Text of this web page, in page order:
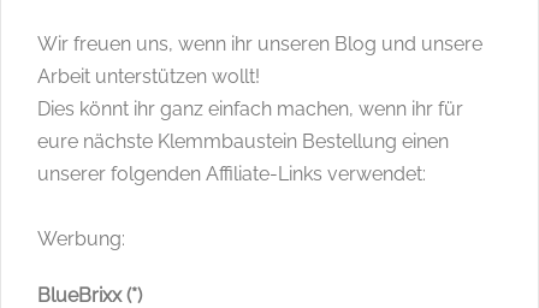
Wir freuen uns, wenn ihr unseren Blog und unsere
Arbeit unterstützen wollt!
Dies könnt ihr ganz einfach machen, wenn ihr für
eure nächste Klemmbaustein Bestellung einen
unserer folgenden Affiliate-Links verwendet:
Werbung:
BlueBrixx (*)